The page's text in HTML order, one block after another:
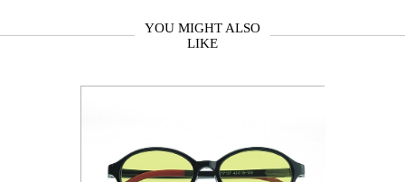
YOU MIGHT ALSO
LIKE